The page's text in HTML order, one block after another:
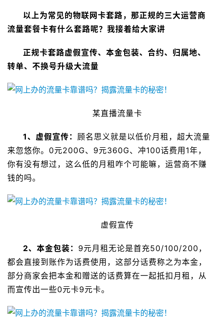
以上为常见的物联网卡套路，那正规的三大运营商
流量套餐卡有什么套路呢？我接着给大家讲
正规卡套路虚假宣传、本金包装、合约、归属地、
转单、不换号升级大流量
某直播流量卡
1、虚假宣传： 顾名思义就是以低价月租，超大流量
来忽悠你。0元200G、9元360G、冲100话费用1年，
你有没有想过，这么低的月租咋个可能嘛，运营商不赚
钱的吗。
虚假宣传
2、本金包装： 9元月租无论是首充50/100/200，
都会直接到账作为话费使用，这部分话费称之为本金，
部分商家会把本金和赠送的话费算在一起抵扣月租，从
而宣传出一些0元卡9元卡。